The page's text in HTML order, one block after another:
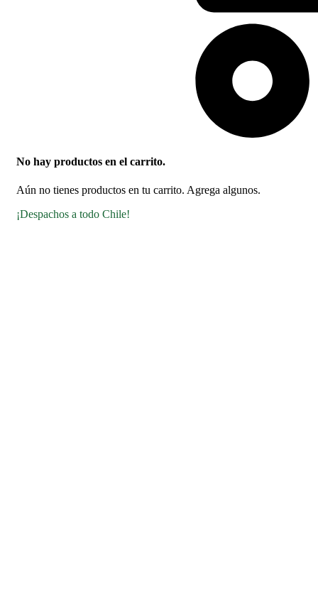
No hay productos en el carrito.
Aún no tienes productos en tu carrito. Agrega algunos.
¡Despachos a todo Chile!